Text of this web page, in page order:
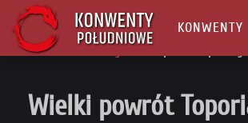
KONWENTY
Główna
Wielki powrót